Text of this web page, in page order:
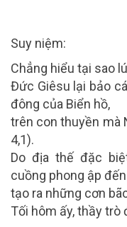
Suy niệm:
Chẳng hiểu tại sao
Đức Giêsu lại bảo
đông của Biển hồ,
trên con thuyền mà
4,1).
Do địa thế đặc
cuồng phong ập
tạo ra những cơn
Tối hôm ấy, thầy trò